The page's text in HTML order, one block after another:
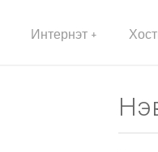
Интернэт +